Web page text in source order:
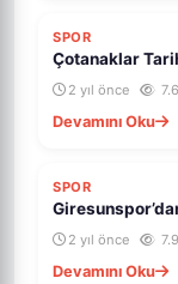
SPOR
Çotanaklar
2 yıl önce
Devamını Oku
SPOR
2 yıl önce
Devamını Oku